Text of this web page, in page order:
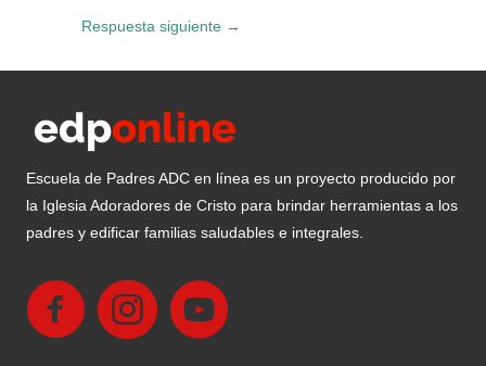
Respuesta siguiente →
Escuela de Padres ADC en línea es un proyecto producido por
la Iglesia Adoradores de Cristo para brindar herramientas a los
padres y edificar familias saludables e integrales.